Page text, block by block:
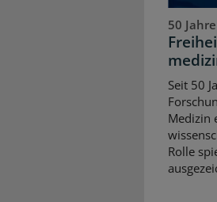
50
Seit 50
Medizin
Rolle